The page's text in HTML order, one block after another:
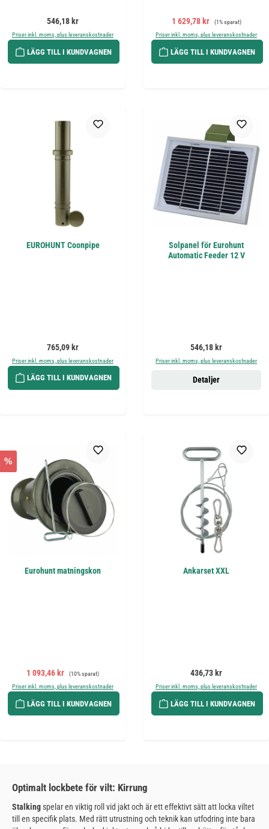
Ordinarie pris:
546,18 kr
Priser inkl. moms, plus leveranskostnader
LÄGG TILL I KUNDVAGNEN
Försäljningspris:
1 629,78 kr Ordinarie pris:
(1% sparat)
Priser inkl. moms, plus leveranskostnader
LÄGG TILL I KUNDVAGNEN
EUROHUNT Coonpipe
Ordinarie pris:
765,09 kr
Priser inkl. moms, plus leveranskostnader
LÄGG TILL I KUNDVAGNEN
Solpanel för Eurohunt
Automatic Feeder 12 V
Ordinarie pris:
546,18 kr
Priser inkl. moms, plus leveranskostnader
Detaljer
%
Eurohunt matningskon
Försäljningspris:
1 093,46 kr Ordinarie pris:
(10% sparat)
Priser inkl. moms, plus leveranskostnader
LÄGG TILL I KUNDVAGNEN
Ankarset XXL
Ordinarie pris:
436,73 kr
Priser inkl. moms, plus leveranskostnader
LÄGG TILL I KUNDVAGNEN
Optimalt lockbete för vilt: Kirrung
Stalkingspelar en viktig roll vid jakt och är ett effektivt sätt att locka viltet
till en specifik plats. Med rätt utrustning och teknik kan utfodring inte bara